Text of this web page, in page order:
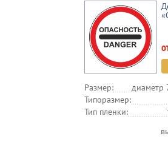
Размер:
диаметр
Типоразмер:
Тип пленки: